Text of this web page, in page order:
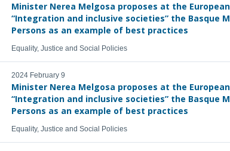
Minister Nerea Melgosa proposes at the
“Integration and inclusive societies” the Basque
Persons as an example of best practices
Equality, Justice and Social Policies
2024 February 9
Minister Nerea Melgosa proposes at the
“Integration and inclusive societies” the Basque
Persons as an example of best practices
Equality, Justice and Social Policies